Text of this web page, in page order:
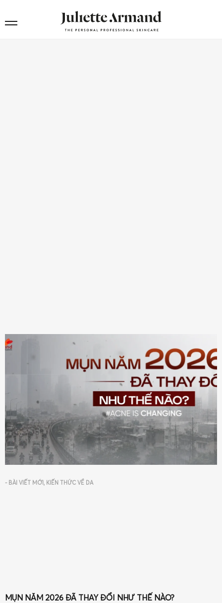
- BÀI VIẾT MỚI, KIẾN THỨC VỀ DA
MỤN NĂM 2026 ĐÃ THAY ĐỔI NHƯ THẾ NÀO?